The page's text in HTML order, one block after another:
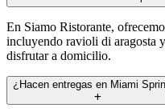
En Siamo Ristorante,
incluyendo ravioli di aragosta
disfrutar a domicilio.
¿Hacen entregas en Miami